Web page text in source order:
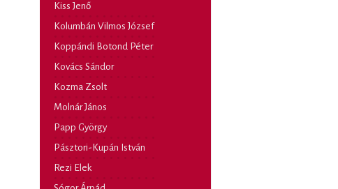
Kiss Jenő
Kolumbán Vilmos József
Koppándi Botond Péter
Kovács Sándor
Kozma Zsolt
Molnár János
Papp György
Pásztori-Kupán István
Rezi Elek